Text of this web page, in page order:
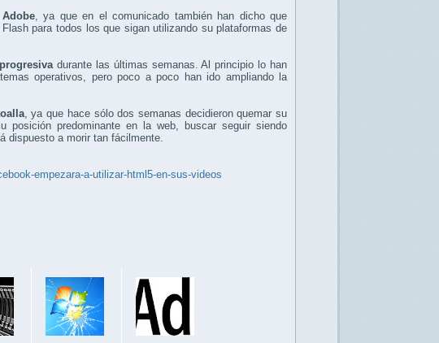
, ya que en el comunicado también han dicho que
para todos los que sigan utilizando su plataformas de
durante las últimas semanas. Al principio lo han
operativos, pero poco a poco han ido ampliando la
, ya que hace sólo dos semanas decidieron quemar su
posición predominante en la web, buscar seguir siendo
dispuesto a morir tan fácilmente.
empezara-a-utilizar-html5-en-sus-videos